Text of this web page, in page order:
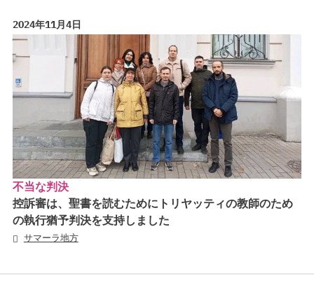
2024年11月4日
不当な判決
控訴審は、聖書を読むためにトリヤッティの教師のため
の執行猶予判決を支持しました
サマーラ地方